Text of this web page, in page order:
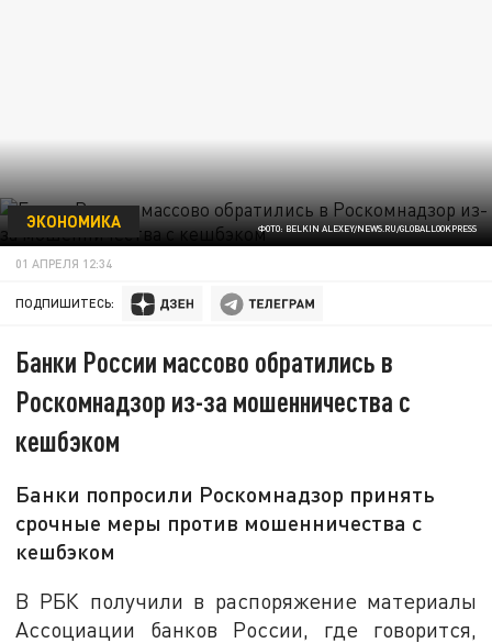
ФОТО: BELKIN ALEXEY/NEWS.RU/GLOBALLOOKPRESS
ЭКОНОМИКА
01 АПРЕЛЯ 12:34
ПОДПИШИТЕСЬ:
Банки России массово обратились в
Роскомнадзор из-за мошенничества с
кешбэком
Банки попросили Роскомнадзор принять
срочные меры против мошенничества с
кешбэком
В РБК получили в распоряжение материалы
Ассоциации банков России, где говорится,